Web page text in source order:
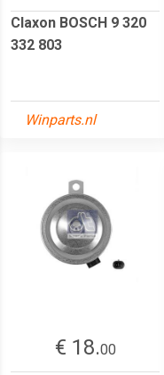
Claxon BOSCH 9 320
332 803
Winparts.nl
€ 18.00